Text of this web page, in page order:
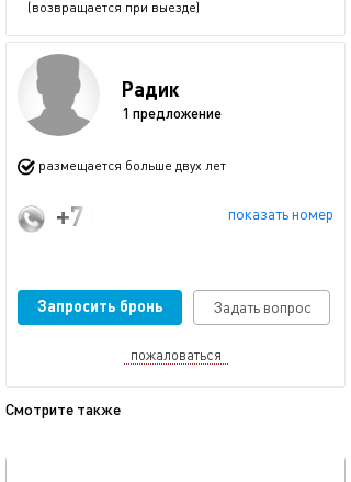
(возвращается при выезде)
Радик
1 предложение
размещается больше двух лет
показать номер
+7 (960) 088-25-24
Запросить бронь Задать вопрос
пожаловаться
Смотрите также